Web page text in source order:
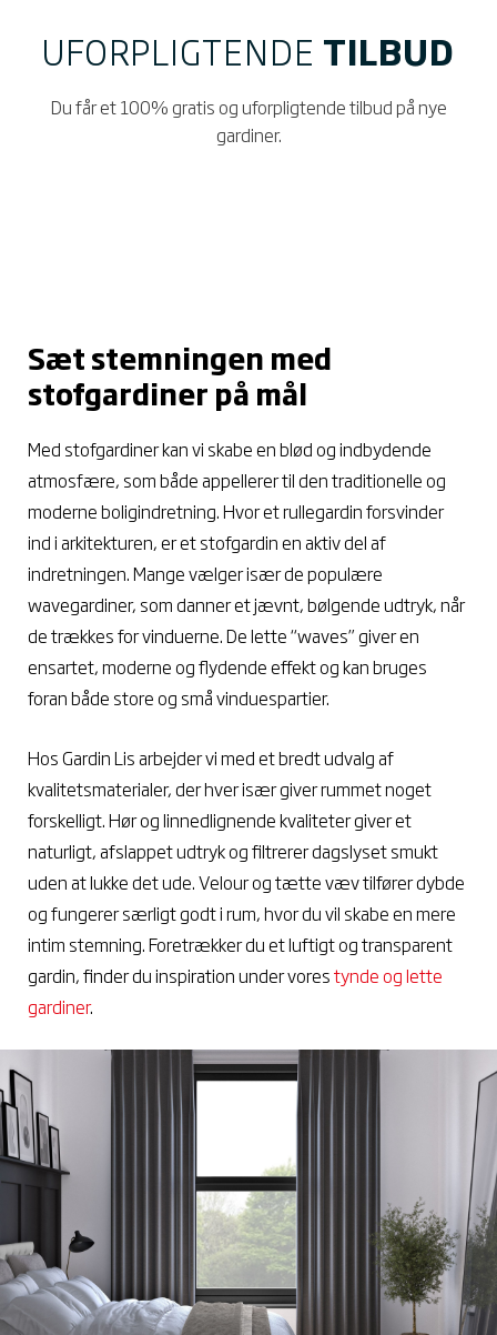
UFORPLIGTENDE TILBUD
Du får et 100% gratis og uforpligtende tilbud på nye
gardiner.
Sæt stemningen med
stofgardiner på mål
Med stofgardiner kan vi skabe en blød og indbydende
atmosfære, som både appellerer til den traditionelle og
moderne boligindretning. Hvor et rullegardin forsvinder
ind i arkitekturen, er et stofgardin en aktiv del af
indretningen. Mange vælger især de populære
wavegardiner, som danner et jævnt, bølgende udtryk, når
de trækkes for vinduerne. De lette “waves” giver en
ensartet, moderne og flydende effekt og kan bruges
foran både store og små vinduespartier.
Hos Gardin Lis arbejder vi med et bredt udvalg af
kvalitetsmaterialer, der hver især giver rummet noget
forskelligt. Hør og linnedlignende kvaliteter giver et
naturligt, afslappet udtryk og filtrerer dagslyset smukt
uden at lukke det ude. Velour og tætte væv tilfører dybde
og fungerer særligt godt i rum, hvor du vil skabe en mere
intim stemning. Foretrækker du et luftigt og transparent
gardin, finder du inspiration under vorestynde og lette
gardiner.